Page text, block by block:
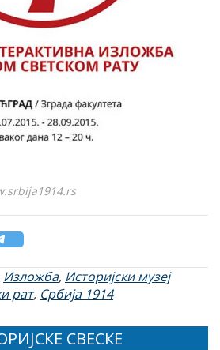
Изложба, Историјски музеј
рат, Србија 1914
СВЕСКЕ